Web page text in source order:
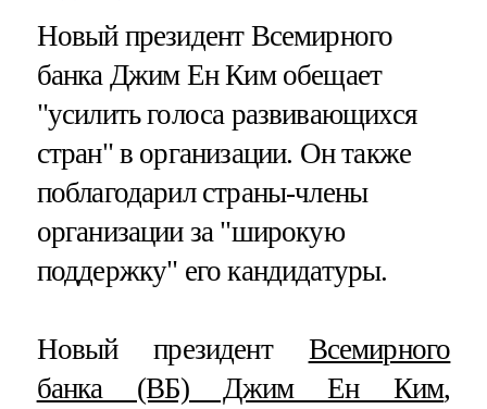
Новый президент Всемирного
банка Джим Ен Ким обещает
"усилить голоса развивающихся
стран" в организации. Он также
поблагодарил страны-члены
организации за "широкую
поддержку" его кандидатуры.
Новый президент Всемирного
банка (ВБ) Джим Ен Ким,